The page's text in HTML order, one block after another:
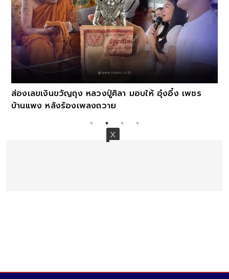
ส่องเลขเงินขวัญถุง หลวงปู่ศิลา มอบให้ อุ๋งอิ๋ง เพชร
บ้านแพง หลังร้องเพลงถวาย